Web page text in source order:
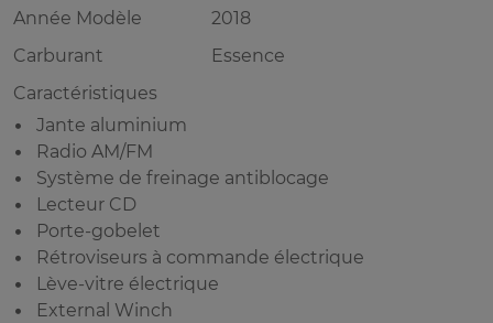
Année Modèle
2018
Carburant
Essence
Caractéristiques
Jante aluminium
Radio AM/FM
Système de freinage antiblocage
Lecteur CD
Porte-gobelet
Rétroviseurs à commande électrique
Lève-vitre électrique
External Winch